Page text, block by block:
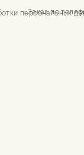
персональных
Заказ по